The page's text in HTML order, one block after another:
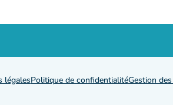
légalesPolitique de confidentialitéGestion